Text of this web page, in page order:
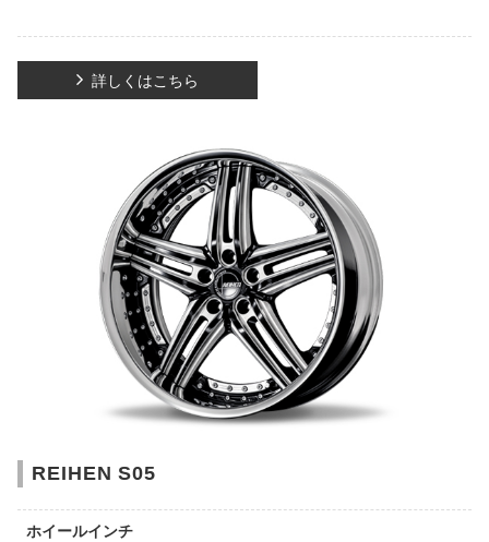
詳しくはこちら
REIHEN S05
ホイールインチ